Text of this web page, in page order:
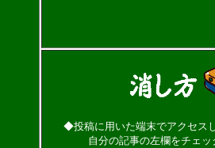
◆投稿に用いた端末でアクセス
自分の記事の左欄をチェ